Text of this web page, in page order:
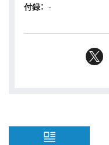
付録： -